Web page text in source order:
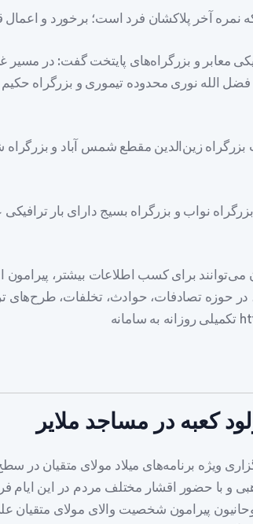
معابر و بزرگراه‌های پایتخت گفت: در
الله نوری محدوده تیموری و بزرگراه حکیم
زین‌الدین مقطع شمس آباد و بزرگراه
نواب و بزرگراه بسیج دارای بار
برای کسب اطلاعات بیشتر، پیرامون
در حوزه تصادفات، حوادث، تخلفات، طرح‌های
کعبه در مساجد ملایر
ویژه برنامه‌های میلاد مولای متقیان در
و با حضور اقشار مختلف مردم در این ایام
پیرامون شخصیت والای مولای متقیان